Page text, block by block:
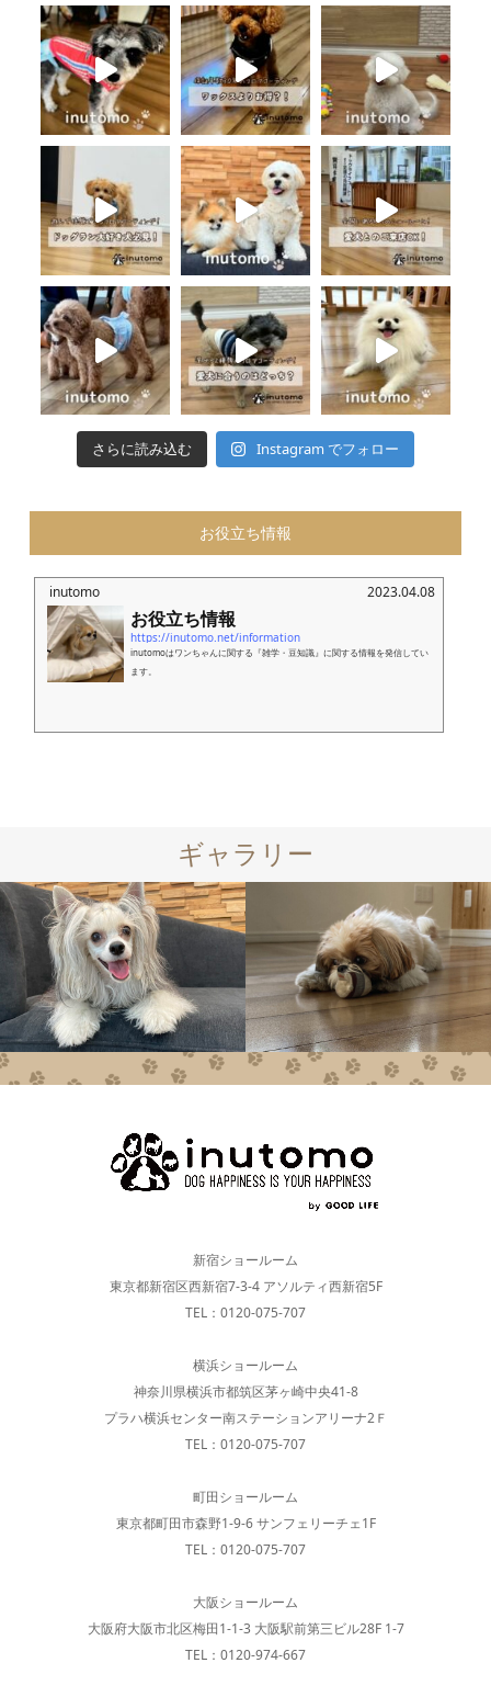
さらに読み込む Instagram でフォロー
お役立ち情報
inutomo 2023.04.08
お役立ち情報
https://inutomo.net/information
inutomoはワンちゃんに関する『雑学・豆知識』に関する情報を発信してい
ます。
ギャラリー
新宿ショールーム
東京都新宿区西新宿7-3-4 アソルティ西新宿5F
TEL：0120-075-707
横浜ショールーム
神奈川県横浜市都筑区茅ヶ崎中央41-8
プラハ横浜センター南ステーションアリーナ2Ｆ
TEL：0120-075-707
町田ショールーム
東京都町田市森野1-9-6 サンフェリーチェ1F
TEL：0120-075-707
大阪ショールーム
大阪府大阪市北区梅田1-1-3 大阪駅前第三ビル28F 1-7
TEL：0120-974-667